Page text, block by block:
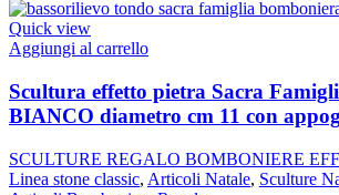
Quick view
Aggiungi al carrello
Scultura effetto pietra Sacra
BIANCO diametro cm 11 con
SCULTURE REGALO BOMBONIERE
Linea stone classic, Articoli Natale, Sculture